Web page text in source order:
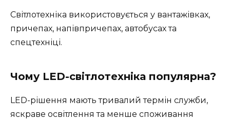
Світлотехніка використовується у вантажівках,
причепах, напівпричепах, автобусах та
спецтехніці.
Чому LED-світлотехніка популярна?
LED-рішення мають тривалий термін служби,
яскраве освітлення та менше споживання